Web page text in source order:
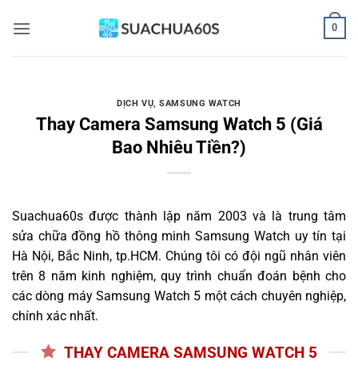
qua
0
DỊCH VỤ,SAMSUNG WATCH
Thay Camera Samsung Watch 5 (Giá
Bao Nhiêu Tiền?)
Suachua60s được thành lập năm 2003 và là trung tâm
sửa chữa đồng hồ thông minh Samsung Watch uy tín tại
Hà Nội, Bắc Ninh, tp.HCM. Chúng tôi có đội ngũ nhân viên
trên 8 năm kinh nghiệm, quy trình chuẩn đoán bệnh cho
các dòng máy Samsung Watch 5 một cách chuyên nghiệp,
chính xác nhất.
THAY CAMERA SAMSUNG WATCH 5